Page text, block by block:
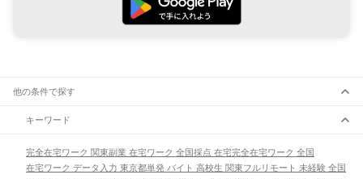
他の条件で探す
キーワード
完全在宅ワーク 関東副業 在宅ワーク 全国採点 在宅完全在宅ワーク 全国
在宅ワーク データ入力 東京都単発 バイト 高校生 関東フルリモート 未経験 全国